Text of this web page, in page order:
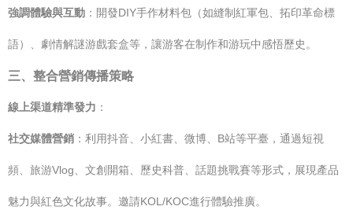
強調體驗與互動 ：開發DIY手作材料包（如縫制紅軍包、拓印革命標
語）、劇情解謎游戲套盒等，讓游客在制作和游玩中感悟歷史。
三、整合營銷傳播策略
線上渠道精準發力 ：
社交媒體營銷 ：利用抖音、小紅書、微博、B站等平臺，通過短視
頻、旅游Vlog、文創開箱、歷史科普、話題挑戰賽等形式，展現產品
魅力與紅色文化故事。邀請KOL/KOC進行體驗推廣。